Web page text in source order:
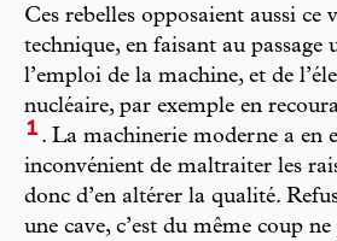
Ces rebelles opposaient aussi
technique, en faisant au passage
l’emploi de la machine, et de
nucléaire, par exemple en
1 . La machinerie moderne a en
inconvénient de maltraiter les
donc d’en altérer la qualité.
une cave, c’est du même coup